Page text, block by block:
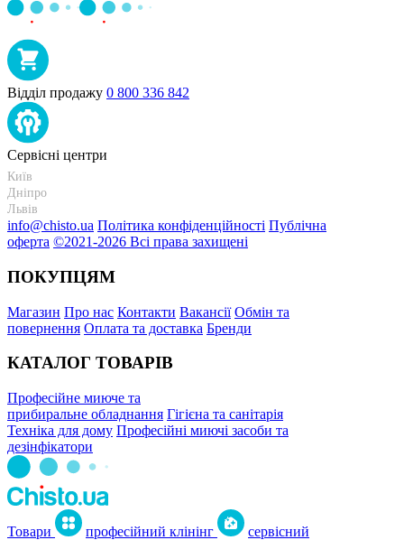
Відділ продажу 0 800 336 842
Сервісні центри
Київ
Дніпро
Львів
info@chisto.ua Політика конфіденційності Публічна
оферта ©2021-2026 Всі права захищені
ПОКУПЦЯМ
Магазин Про нас Контакти Вакансії Обмін та
повернення Оплата та доставка Бренди
КАТАЛОГ ТОВАРІВ
Професійне миюче та
прибиральне обладнання Гігієна та санітарія
Техніка для дому Професійні миючі засоби та
дезінфікатори
Товари професійний клінінг сервісний